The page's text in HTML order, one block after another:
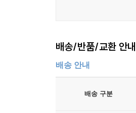
배송/반품/교환 안내
배송 안내
배송 구분